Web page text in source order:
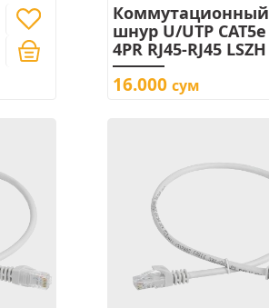
Коммутационный
шнур U/UTP CAT5e
4PR RJ45-RJ45 LSZH
16.000 сум